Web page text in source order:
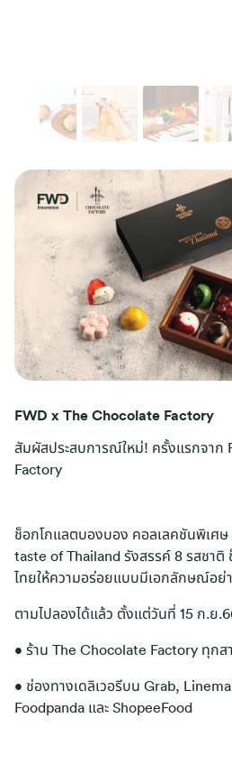
FWD x The Chocolate Factory
สัมผัสประสบการณ์ใหม่! ครั้งแรกจาก
Factory
ช็อกโกแลตบองบอง คอลเลคชันพิเศ
taste of Thailand รังสรรค์ 8 รสชา
ไทยให้ความอร่อยแบบมีเอกลักษณ์อย่
ตามไปลองได้แล้ว ตั้งแต่วันที่ 15 ก.ย
• ร้าน The Chocolate Factory ทุกส
• ช่องทางเดลิเวอรีบน Grab,
Foodpanda และ ShopeeFood